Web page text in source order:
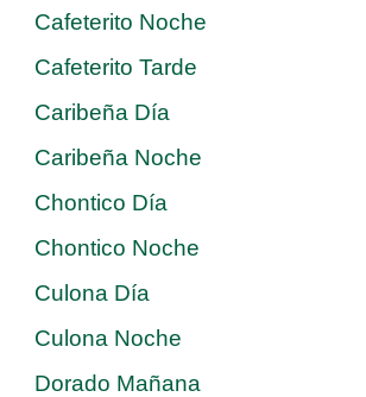
Cafeterito Noche
Cafeterito Tarde
Caribeña Día
Caribeña Noche
Chontico Día
Chontico Noche
Culona Día
Culona Noche
Dorado Mañana